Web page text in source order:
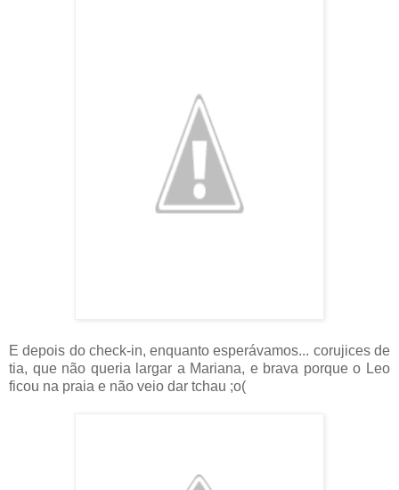
E depois do check-in, enquanto esperávamos... corujices de
tia, que não queria largar a Mariana, e brava porque o Leo
ficou na praia e não veio dar tchau ;o(